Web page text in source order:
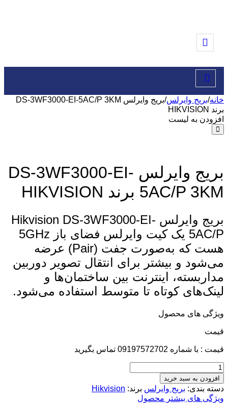
خانه/بریج وایرلس/
بریج وایرلس DS-3WF3000-EI-5AC/P 3KM
برند HIKVISION
افزودن به لیست
بریج وایرلس DS-3WF3000-EI-
5AC/P 3KM برند HIKVISION
بریج وایرلس Hikvision DS-3WF3000-EI-
5AC/P یک کیت وایرلس فضای باز 5GHz
هست که به‌صورت جفت (Pair) عرضه
می‌شود و بیشتر برای انتقال تصویر دوربین
مداربسته، اینترنت بین ساختمان‌ها و
لینک‌های کوتاه تا متوسط استفاده می‌شود.
ویژگی های محصول
قيمت
قیمت : با شماره 09197572702 تماس بگیرید
افزودن به سبد خرید
دسته بندی: بریج وایرلس برند: Hikvision
ویژگی های بیشتر محصول